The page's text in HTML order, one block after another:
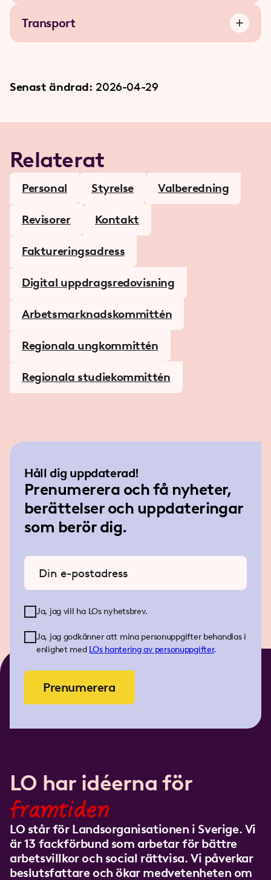
Transport
Senast ändrad: 2026-04-29
Relaterat
Personal Styrelse Valberedning
Revisorer Kontakt
Faktureringsadress
Digital uppdragsredovisning
Arbetsmarknadskommittén
Regionala ungkommittén
Regionala studiekommittén
Håll dig uppdaterad!
Prenumerera och få nyheter,
berättelser och uppdateringar
som berör dig.
Ange din e-postadress
Ja, jag vill ha LOs nyhetsbrev.
Ja, jag godkänner att mina personuppgifter behandlas i
enlighet med LOs hantering av personuppgifter.
Prenumerera
LO har idéerna för
framtiden
LO står för Landsorganisationen i Sverige. Vi
är 13 fackförbund som arbetar för bättre
arbetsvillkor och social rättvisa. Vi påverkar
beslutsfattare och ökar medvetenheten om